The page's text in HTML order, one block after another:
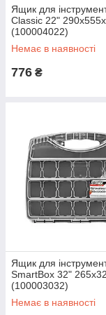
Ящик для
Classic 22"
(100004022)
Немає в наявності
776 ₴
Ящик для
SmartBox 32"
(100003032)
Немає в наявності